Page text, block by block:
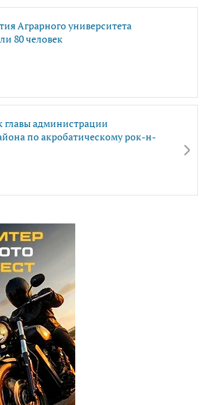
Аграрного университета
80 человек
администрации
по акробатическому рок-н-